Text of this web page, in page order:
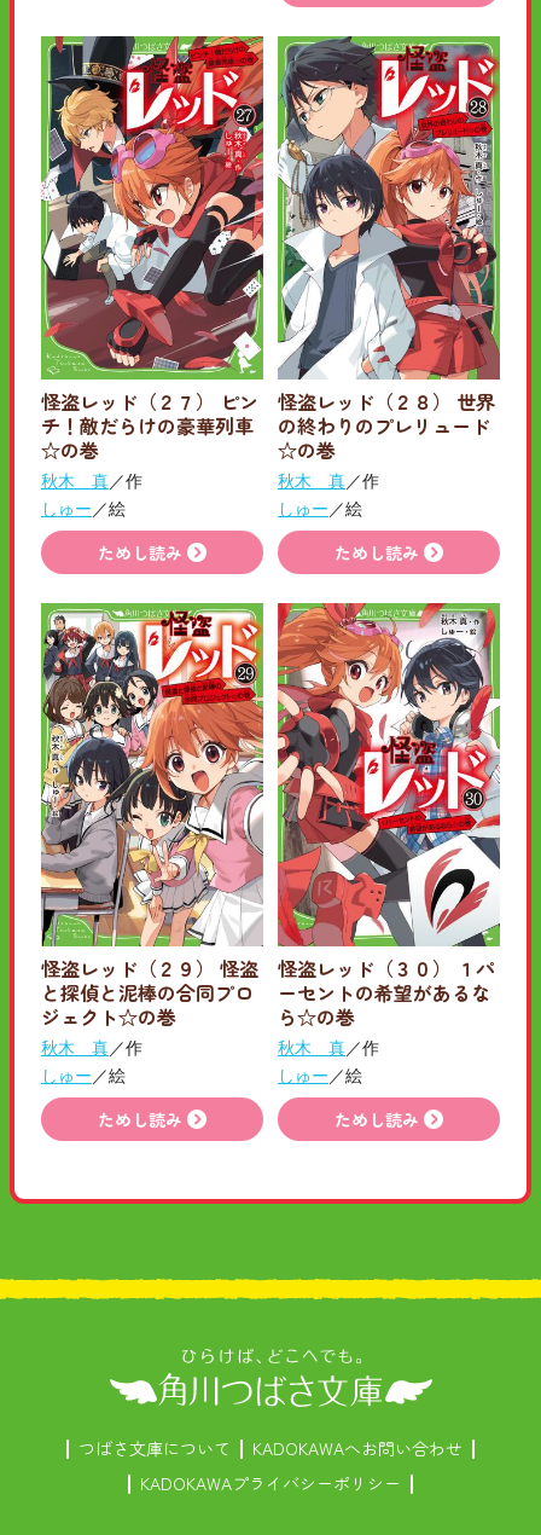
怪盗レッド（２７） ピン
チ！敵だらけの豪華列車
☆の巻
秋木 真／作
しゅー ／絵
ためし読み
怪盗レッド（２８） 世界
の終わりのプレリュード
☆の巻
秋木 真／作
しゅー ／絵
ためし読み
怪盗レッド（２９） 怪盗
と探偵と泥棒の合同プロ
ジェクト☆の巻
秋木 真／作
しゅー ／絵
ためし読み
怪盗レッド（３０） １パ
ーセントの希望があるな
ら☆の巻
秋木 真／作
しゅー ／絵
ためし読み
つばさ文庫について
KADOKAWAへお問い合わせ
KADOKAWAプライバシーポリシー